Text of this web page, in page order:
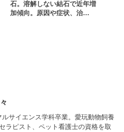
石。溶解しない結石で近年増
加傾向。原因や症状、治…
サイエンス学科卒業。愛玩動物飼養
ラピスト、ペット看護士の資格を取